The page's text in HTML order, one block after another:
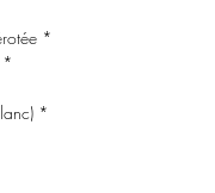
* Chaque reproduction est signée et numérotée
* passe partout inclus (contour cartonné blanc)